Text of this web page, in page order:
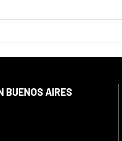
BUENOS AIRES